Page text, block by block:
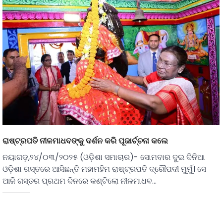
ରାଷ୍ଟ୍ରପତି ନୀଳମାଧବଙ୍କୁ ଦର୍ଶନ କରି ପୂଜାର୍ଚ୍ଚନା କଲେ
ନୟାଗଡ଼,୨୪/୦୩/୨୦୨୫ (ଓଡ଼ିଶା ସମାଚାର)- ସୋମବାର ଦୁଇ ଦିନିଆ
ଓଡ଼ିଶା ଗସ୍ତରେ ଆସିଛନ୍ତି ମହାମହିମ ରାଷ୍ଟ୍ରପତି ଦ୍ରୌପଦୀ ମୁର୍ମୁ। ସେ
ଆଜି ଗସ୍ତର ପ୍ରଥମ ଦିନରେ କଣ୍ଟିଲୋ ନୀଳମାଧବ…